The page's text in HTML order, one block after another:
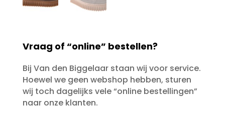
Vraag of “online” bestellen?
Bij Van den Biggelaar staan wij voor service.
Hoewel we geen webshop hebben, sturen
wij toch dagelijks vele “online bestellingen”
naar onze klanten.